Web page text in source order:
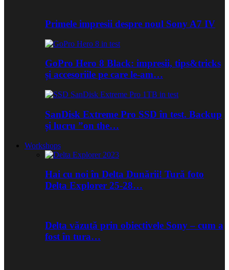
Primele impresii despre noul Sony A7 IV
GoPro Hero 8 Black: impresii, tips&tricks
și accesoriile pe care le-am…
SanDisk Extreme Pro SSD în test. Backup
și lucru ”on the…
Workshops
Hai cu noi în Delta Dunării! Tură foto
Delta Explorer 25-28…
Delta văzută prin obiectivele Sony – cum a
fost în tura…